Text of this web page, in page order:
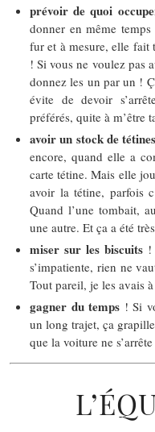
prévoir de quoi
donner en même
fur et à mesure, elle fait
! Si vous ne voulez pas
donnez les un par un !
évite de devoir
préférés, quite à m’être
avoir un stock de tétines
encore, quand elle a
carte tétine. Mais elle
avoir la tétine, parfois
Quand l’une tombait,
une autre. Et ça a été
miser sur les biscuits
s’impatiente, rien ne
Tout pareil, je les avais
gagner du temps ! Si
un long trajet, ça
que la voiture ne